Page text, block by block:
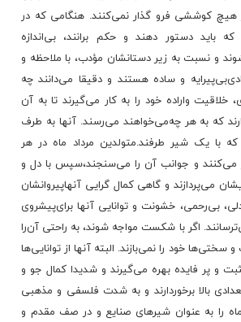
هیچ‌ کوششی‌ فرو گذار نمی‌کنند. هنگامی‌ که‌ در
که‌ باید دستور دهند و حکم‌ برانند، بی‌اندازه‌
و نسبت‌ به‌ زیر دستانشان‌ مؤدب‌، با ملاحظه‌ و
و ساده‌ هستند و دقیقا می‌دانند چه‌
خلاقیت‌ واراده‌ خود را به‌ کار می‌گیرند تا به‌ آن‌
که‌ به‌ هر چه‌می‌خواهند می‌رسند. آنها به‌ طرف‌
با یک‌ شیر طرفند.متولدین‌ مرداد ماه‌ در هر
می‌کنند و جوانب‌ آن‌ را می‌سنجند،سپس‌ با دل‌ و
می‌پردازند و گاهی‌ کمال‌ گرایی‌ آنهاپیروانشان‌
بی‌رحمی‌، خشونت‌ و توانایی‌ آنها برای‌پیشروی‌
اگر با شکست‌ مواجه‌ شوند، به‌ راحتی‌ آن‌را
و سختی‌ها خود را نمی‌بازند. البته‌ آنها از توانایی‌ها
و پر فایده‌ بهره‌ می‌گیرند و شدیدا کمال‌ جو و
بالا برخوردارند و به‌ شدت‌ فلسفی‌ و مذهبی‌
را به‌ عنوان‌ شیرهای‌ صنایع‌ و در صف‌ مقدم‌ و